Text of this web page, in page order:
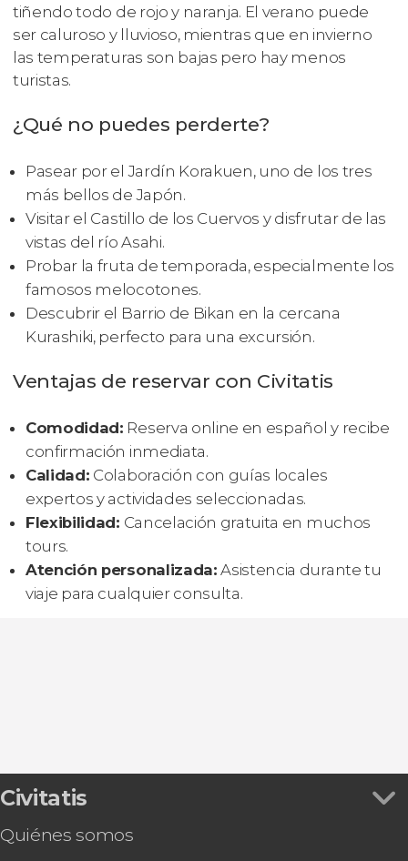
tiñendo todo de rojo y naranja. El verano puede
ser caluroso y lluvioso, mientras que en invierno
las temperaturas son bajas pero hay menos
turistas.
¿Qué no puedes perderte?
Pasear por el Jardín Korakuen, uno de los tres
más bellos de Japón.
Visitar el Castillo de los Cuervos y disfrutar de las
vistas del río Asahi.
Probar la fruta de temporada, especialmente los
famosos melocotones.
Descubrir el Barrio de Bikan en la cercana
Kurashiki, perfecto para una excursión.
Ventajas de reservar con Civitatis
Comodidad: Reserva online en español y recibe
confirmación inmediata.
Calidad: Colaboración con guías locales
expertos y actividades seleccionadas.
Flexibilidad: Cancelación gratuita en muchos
tours.
Atención personalizada: Asistencia durante tu
viaje para cualquier consulta.
Civitatis
Quiénes somos